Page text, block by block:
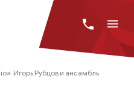
Игорь Рубцов и ансамбль